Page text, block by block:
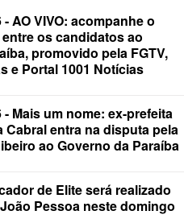
nomes de
- AO VIVO: acompanhe o
os candidatos ao
promovido pela FGTV,
e Portal 1001 Notícias
- Mais um nome: ex-prefeita
Cabral entra na disputa pela
ao Governo da Paraíba
de Elite será realizado
Pessoa neste domingo